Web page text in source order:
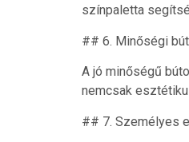
színpaletta
## 6. Minőségi
A jó minőségű
nemcsak
## 7. Személyes